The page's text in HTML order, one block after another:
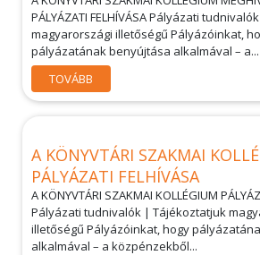
PÁLYÁZATI FELHÍVÁSA Pályázati
magyarországi illetőségű Pályázóinkat,
pályázatának benyújtása alkalmával – a...
TOVÁBB
A KÖNYVTÁRI SZAKMAI
PÁLYÁZATI FELHÍVÁSA
A KÖNYVTÁRI SZAKMAI KOLLÉGIUM
Pályázati tudnivalók | Tájékoztatjuk
illetőségű Pályázóinkat, hogy
alkalmával – a közpénzekből...